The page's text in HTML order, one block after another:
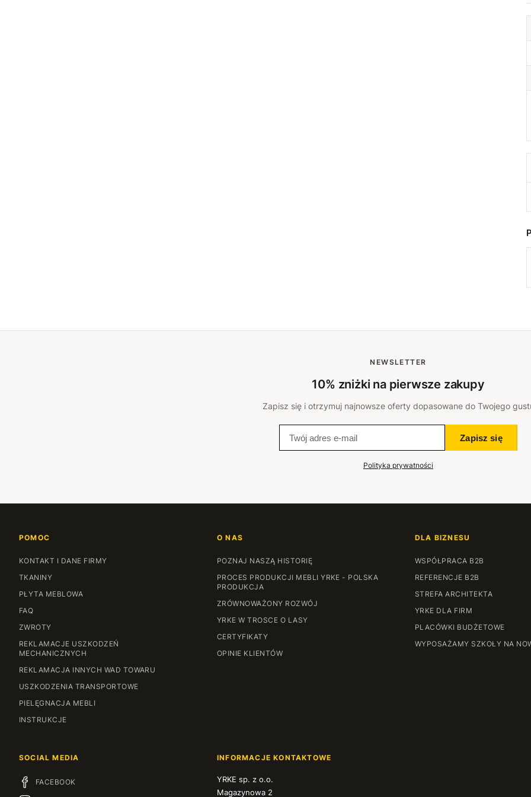
NEWSLETTER
10% zniżki na pierwsze zakupy
Zapisz się i otrzymuj najnowsze oferty dopasowane do Twojego
Zapisz się
Polityka prywatności
POMOC
KONTAKT I DANE FIRMY
TKANINY
PŁYTA MEBLOWA
FAQ
ZWROTY
REKLAMACJE USZKODZEŃ
MECHANICZNYCH
REKLAMACJA INNYCH WAD TOWARU
USZKODZENIA TRANSPORTOWE
PIELĘGNACJA MEBLI
INSTRUKCJE
O NAS
POZNAJ NASZĄ HISTORIĘ
PROCES PRODUKCJI MEBLI YRKE - POLSKA
PRODUKCJA
ZRÓWNOWAŻONY ROZWÓJ
YRKE W TROSCE O LASY
CERTYFIKATY
OPINIE KLIENTÓW
DLA BIZNESU
WSPÓŁPRACA B2B
REFERENCJE B2B
STREFA ARCHITEKTA
YRKE DLA FIRM
PLACÓWKI BUDŻETOWE
WYPOSAŻAMY SZKOŁY NA
SOCIAL MEDIA
FACEBOOK
INFORMACJE KONTAKTOWE
YRKE sp. z o.o.
Magazynowa 2